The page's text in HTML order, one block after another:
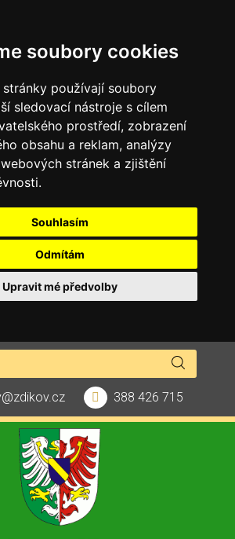
soubory cookies
používají soubory
sledovací nástroje s cílem
prostředí, zobrazení
obsahu a reklam, analýzy
stránek a zjištění
Souhlasím
Odmítám
Upravit mé předvolby
388 426 715